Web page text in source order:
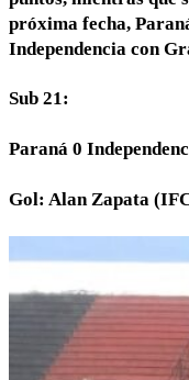
próxima fecha,
Independencia con
Sub 21:
Paraná 0
Gol: Alan Zapata